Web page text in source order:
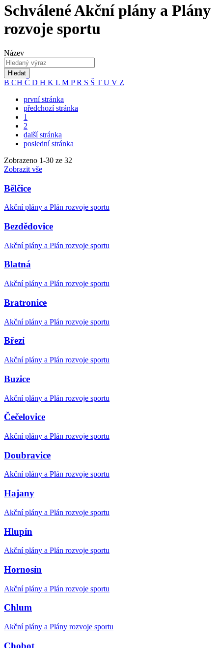
Schválené Akční plány a Plány
rozvoje sportu
Název
Hledat
B CH Č D H K L M PR S Š T U V Z
první stránka
předchozí stránka
1
2
další stránka
poslední stránka
Zobrazeno 1-30 ze 32
Zobrazit vše
Bělčice
Akční plány a Plán rozvoje sportu
Bezdědovice
Akční plány a Plán rozvoje sportu
Blatná
Akční plány a Plán rozvoje sportu
Bratronice
Akční plány a Plán rozvoje sportu
Březí
Akční plány a Plán rozvoje sportu
Buzice
Akční plány a Plán rozvoje sportu
Čečelovice
Akční plány a Plán rozvoje sportu
Doubravice
Akční plány a Plán rozvoje sportu
Hajany
Akční plány a Plán rozvoje sportu
Hlupín
Akční plány a Plán rozvoje sportu
Hornosín
Akční plány a Plán rozvoje sportu
Chlum
Akční plány a Plány rozvoje sportu
Chobot